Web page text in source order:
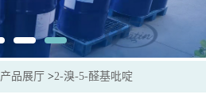
产品展厅 >2-溴-5-醛基吡啶